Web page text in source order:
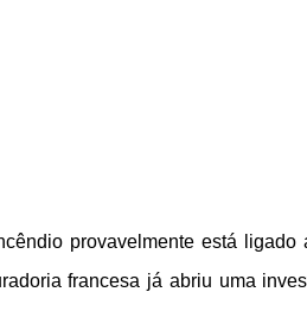
provavelmente está
francesa já abriu uma